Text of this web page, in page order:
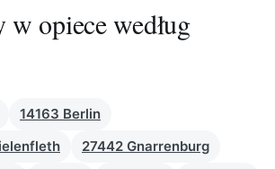
opiece według
14163 Berlin
27442 Gnarrenburg